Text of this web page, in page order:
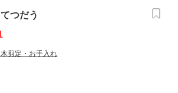
つだう
剪定・お手入れ